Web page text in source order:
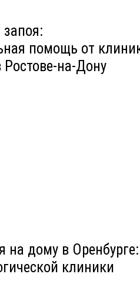
помощь от
на-Дону
на дому в Оренбурге:
клиники